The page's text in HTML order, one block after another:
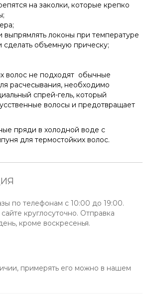
на заколки, которые крепко
выпрямлять локоны при температуре
сделать объемную прическу;
волос не подходят обычные
расчесывания, необходимо
спрей-гель, который
волосы и предотвращает
пряди в холодной воде с
для термостойких волос.
по телефонам с 10:00 до 19:00.
круглосуточно. Отправка
кроме воскресенья.
примерять его можно в нашем